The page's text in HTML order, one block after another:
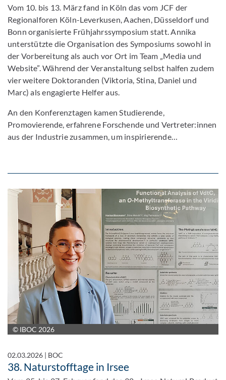
Vom 10. bis 13. März fand in Köln das vom JCF der
Regionalforen Köln-Leverkusen, Aachen, Düsseldorf und
Bonn organisierte Frühjahrssymposium statt. Annika
unterstützte die Organisation des Symposiums sowohl in
der Vorbereitung als auch vor Ort im Team „Media und
Website”. Während der Veranstaltung selbst halfen zudem
vier weitere Doktoranden (Viktoria, Stina, Daniel und
Marc) als engagierte Helfer aus.
An den Konferenztagen kamen Studierende,
Promovierende, erfahrene Forschende und Vertreter:innen
aus der Industrie zusammen, um inspirierende…
© IBOC 2026
02.03.2026 | BOC
38. Naturstofftage in Irsee